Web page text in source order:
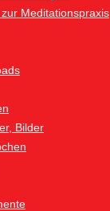
Meditationspraxis
Bilder